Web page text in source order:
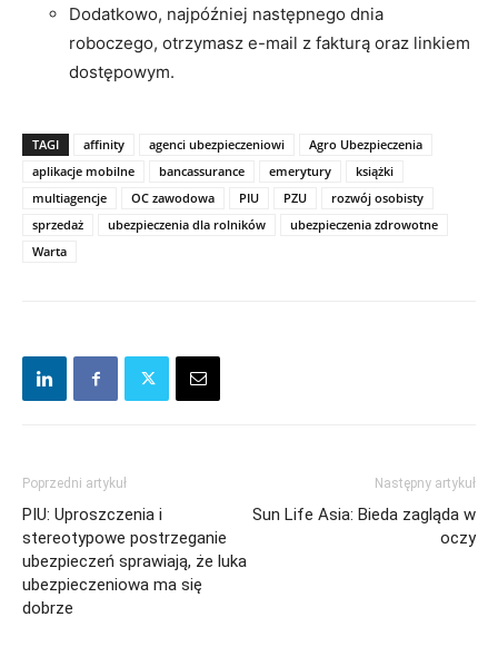
Dodatkowo, najpóźniej następnego dnia
roboczego, otrzymasz e-mail z fakturą oraz linkiem
dostępowym.
TAGI affinity agenci ubezpieczeniowi
Agro Ubezpieczenia
aplikacje mobilne
bancassurance emerytury
książki
multiagencje
OC zawodowa PIU PZU
rozwój osobisty
sprzedaż
ubezpieczenia dla rolników
ubezpieczenia zdrowotne
Warta
Poprzedni artykuł
PIU: Uproszczenia i
stereotypowe postrzeganie
ubezpieczeń sprawiają, że luka
ubezpieczeniowa ma się
dobrze
Następny artykuł
Sun Life Asia: Bieda zagląda w
oczy